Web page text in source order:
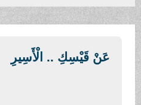
ح
ث
عَنْ قَيْسِكِ .. الْأَسِيرِ